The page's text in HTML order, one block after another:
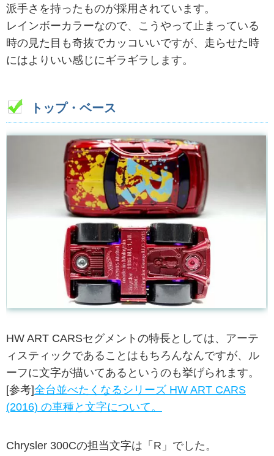
派手さを持ったものが採用されています。
レインボーカラーなので、こうやって止まっている
時の見た目も奇抜でカッコいいですが、走らせた時
にはよりいい感じにギラギラします。
トップ・ベース
HW ART CARSセグメントの特長としては、アーテ
ィスティックであることはもちろんなんですが、ル
ーフに文字が描いてあるというのも挙げられます。
[参考]全台並べたくなるシリーズ HW ART CARS
(2016) の車種と文字について。
Chrysler 300Cの担当文字は「R」でした。